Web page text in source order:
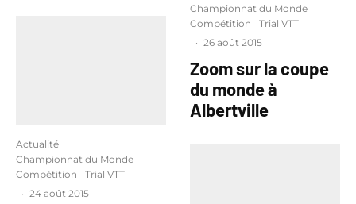
Actualité
Championnat du Monde
Compétition
Trial VTT
· 24 août 2015
Championnat du Monde
Compétition
Trial VTT
· 26 août 2015
Zoom sur la coupe
du monde à
Albertville